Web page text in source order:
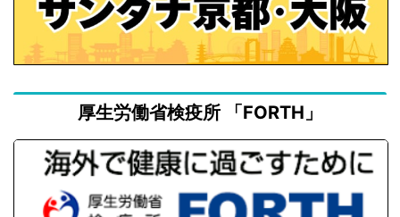
厚生労働省検疫所 「FORTH」